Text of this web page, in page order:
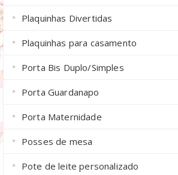
Plaquinhas Divertidas
Plaquinhas para casamento
Porta Bis Duplo/Simples
Porta Guardanapo
Porta Maternidade
Posses de mesa
Pote de leite personalizado